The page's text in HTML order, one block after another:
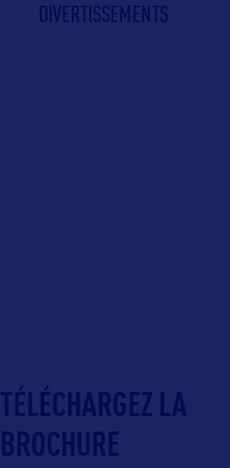
DIVERTISSEMENTS
TÉLÉCHARGEZ LA
BROCHURE